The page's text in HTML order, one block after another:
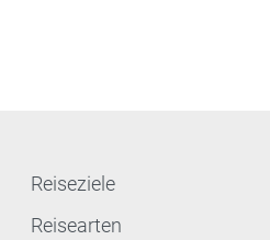
Reiseziele
Reisearten